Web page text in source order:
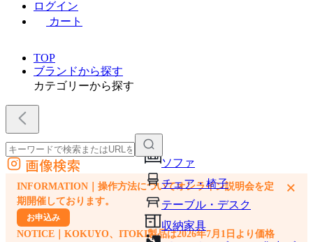
ログイン
カート
TOP
ブランドから探す
カテゴリーから探す
ソファ
チェア・椅子
テーブル・デスク
収納家具
外部サイトの商品をカートに追加
他のサイトで見つけた商品ページのURLを貼り付けて、カートに追加できます
画像検索
INFORMATION｜操作方法についてオンライン説明会を定
期開催しております。
お申込み
NOTICE｜KOKUYO、ITOKI製品は2026年7月1日より価格
×